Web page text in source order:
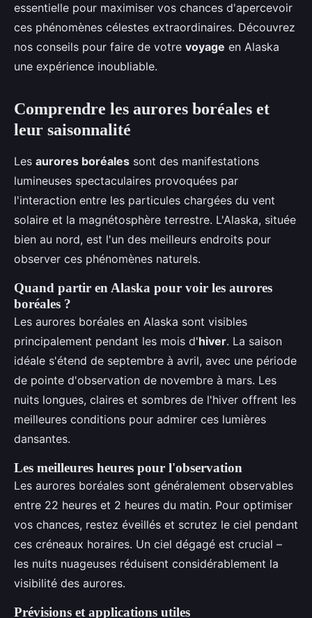
essentielle pour maximiser vos chances d'apercevoir
ces phénomènes célestes extraordinaires. Découvrez
nos conseils pour faire de votre voyage en Alaska
une expérience inoubliable.
Comprendre les aurores boréales et
leur saisonnalité
Les aurores boréales sont des manifestations
lumineuses spectaculaires provoquées par
l'interaction entre les particules chargées du vent
solaire et la magnétosphère terrestre. L'Alaska, située
bien au nord, est l'un des meilleurs endroits pour
observer ces phénomènes naturels.
Quand partir en Alaska pour voir les aurores
boréales ?
Les aurores boréales en Alaska sont visibles
principalement pendant les mois d'hiver. La saison
idéale s'étend de septembre à avril, avec une période
de pointe d'observation de novembre à mars. Les
nuits longues, claires et sombres de l'hiver offrent les
meilleures conditions pour admirer ces lumières
dansantes.
Les meilleures heures pour l'observation
Les aurores boréales sont généralement observables
entre 22 heures et 2 heures du matin. Pour optimiser
vos chances, restez éveillés et scrutez le ciel pendant
ces créneaux horaires. Un ciel dégagé est crucial –
les nuits nuageuses réduisent considérablement la
visibilité des aurores.
Prévisions et applications utiles